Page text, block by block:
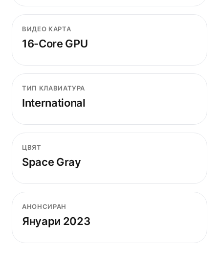
ВИДЕО КАРТА
16-Core GPU
ТИП КЛАВИАТУРА
International
ЦВЯТ
Space Gray
АНОНСИРАН
Януари 2023